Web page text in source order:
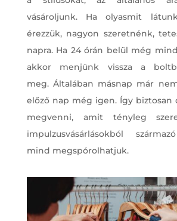
vásároljunk. Ha olyasmit
érezzük, nagyon szeretnénk,
napra. Ha 24 órán belül még
akkor menjünk vissza a
meg. Általában másnap már
előző nap még igen. Így biztosan
megvenni, amit tényleg
impulzusvásárlásokból
mind megspórolhatjuk.